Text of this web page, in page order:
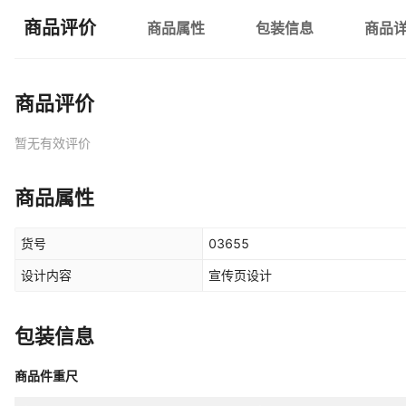
商品评价 商品属性 包装信息 商品
商品评价
暂无有效评价
商品属性
货号 03655
设计内容 宣传页设计
包装信息
商品件重尺